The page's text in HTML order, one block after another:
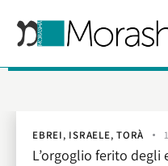
EBREI, ISRAELE,TORÀ
L’orgoglio ferito degli